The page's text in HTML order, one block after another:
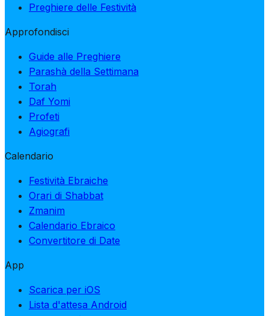
Preghiere delle Festività
Approfondisci
Guide alle Preghiere
Parashà della Settimana
Torah
Daf Yomi
Profeti
Agiografi
Calendario
Festività Ebraiche
Orari di Shabbat
Zmanim
Calendario Ebraico
Convertitore di Date
App
Scarica per iOS
Lista d'attesa Android